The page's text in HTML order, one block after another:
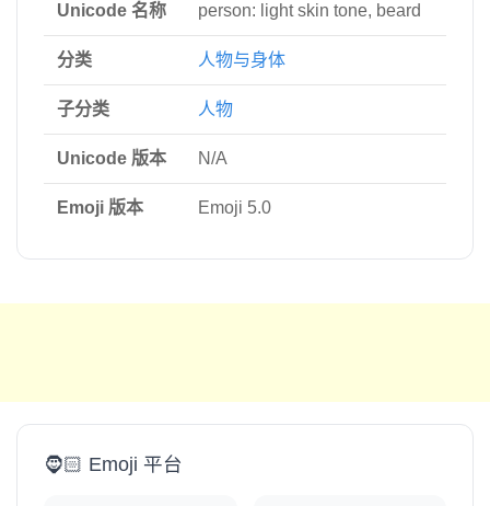
Unicode 名称 person: light skin tone, beard
分类 人物与身体
子分类 人物
Unicode 版本 N/A
Emoji 版本 Emoji 5.0
🧔🏻 Emoji 平台